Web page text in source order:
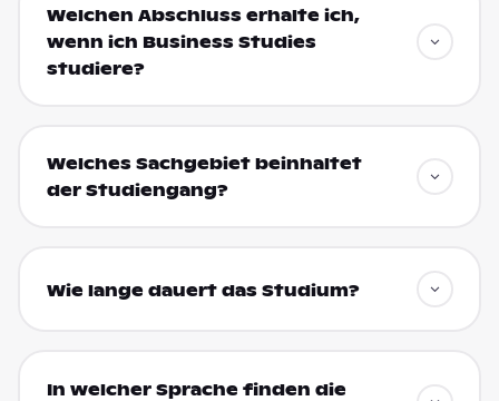
Welchen Abschluss erhalte ich,
wenn ich Business Studies
studiere?
Welches Sachgebiet beinhaltet
der Studiengang?
Wie lange dauert das Studium?
In welcher Sprache finden die